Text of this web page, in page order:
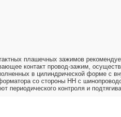
плашечных зажимов
контакт провод-зажим,
в цилиндрической форме с
со стороны НН с
периодического контроля и